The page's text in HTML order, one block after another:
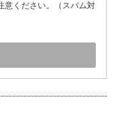
意ください。（スパム対